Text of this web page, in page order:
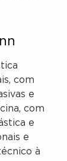
com
e
com
e
e
à